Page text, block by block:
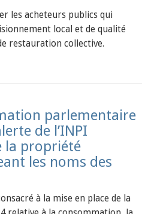
les acheteurs publics qui
local et de qualité
restauration collective.
parlementaire
de l’INPI
la propriété
les noms des
à la mise en place de la